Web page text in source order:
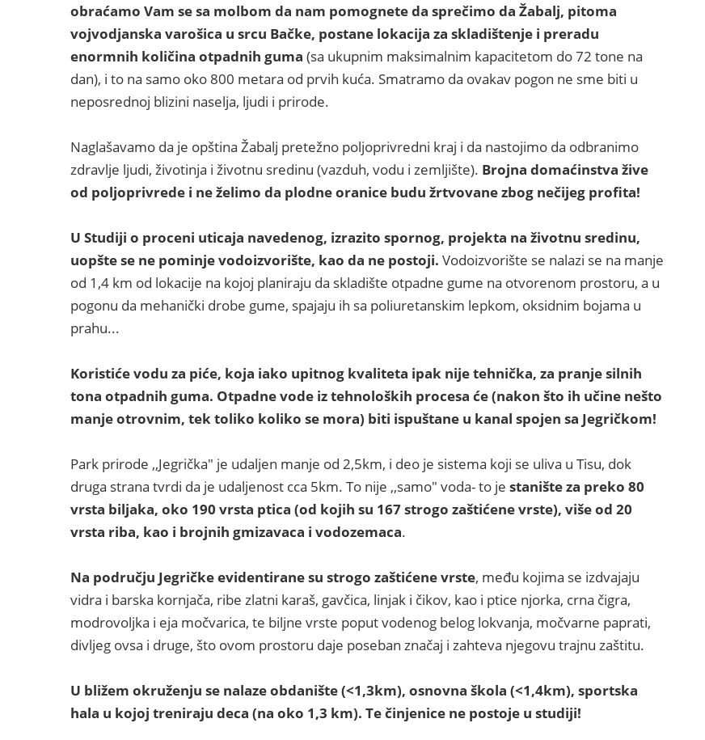
obraćamo Vam se sa molbom da nam pomognete da sprečimo da Žabalj, pitoma
vojvodjanska varošica u srcu Bačke, postane lokacija za skladištenje i preradu
enormnih količina otpadnih guma (sa ukupnim maksimalnim kapacitetom do 72 tone na
dan), i to na samo oko 800 metara od prvih kuća. Smatramo da ovakav pogon ne sme biti u
neposrednoj blizini naselja, ljudi i prirode.
Naglašavamo da je opština Žabalj pretežno poljoprivredni kraj i da nastojimo da odbranimo
zdravlje ljudi, životinja i životnu sredinu (vazduh, vodu i zemljište). Brojna domaćinstva žive
od poljoprivrede i ne želimo da plodne oranice budu žrtvovane zbog nečijeg profita!
U Studiji o proceni uticaja navedenog, izrazito spornog, projekta na životnu sredinu,
uopšte se ne pominje vodoizvorište, kao da ne postoji. Vodoizvorište se nalazi se na manje
od 1,4 km od lokacije na kojoj planiraju da skladište otpadne gume na otvorenom prostoru, a u
pogonu da mehanički drobe gume, spajaju ih sa poliuretanskim lepkom, oksidnim bojama u
prahu...
Koristiće vodu za piće, koja iako upitnog kvaliteta ipak nije tehnička, za pranje silnih
tona otpadnih guma. Otpadne vode iz tehnoloških procesa će (nakon što ih učine nešto
manje otrovnim, tek toliko koliko se mora) biti ispuštane u kanal spojen sa Jegričkom!
Park prirode ,,Jegrička" je udaljen manje od 2,5km, i deo je sistema koji se uliva u Tisu, dok
druga strana tvrdi da je udaljenost cca 5km. To nije ,,samo" voda- to je stanište za preko 80
vrsta biljaka, oko 190 vrsta ptica (od kojih su 167 strogo zaštićene vrste), više od 20
vrsta riba, kao i brojnih gmizavaca i vodozemaca.
Na području Jegričke evidentirane su strogo zaštićene vrste, među kojima se izdvajaju
vidra i barska kornjača, ribe zlatni karaš, gavčica, linjak i čikov, kao i ptice njorka, crna čigra,
modrovoljka i eja močvarica, te biljne vrste poput vodenog belog lokvanja, močvarne paprati,
divljeg ovsa i druge, što ovom prostoru daje poseban značaj i zahteva njegovu trajnu zaštitu.
U bližem okruženju se nalaze obdanište (<1,3km), osnovna škola (<1,4km), sportska
hala u kojoj treniraju deca (na oko 1,3 km). Te činjenice ne postoje u studiji!